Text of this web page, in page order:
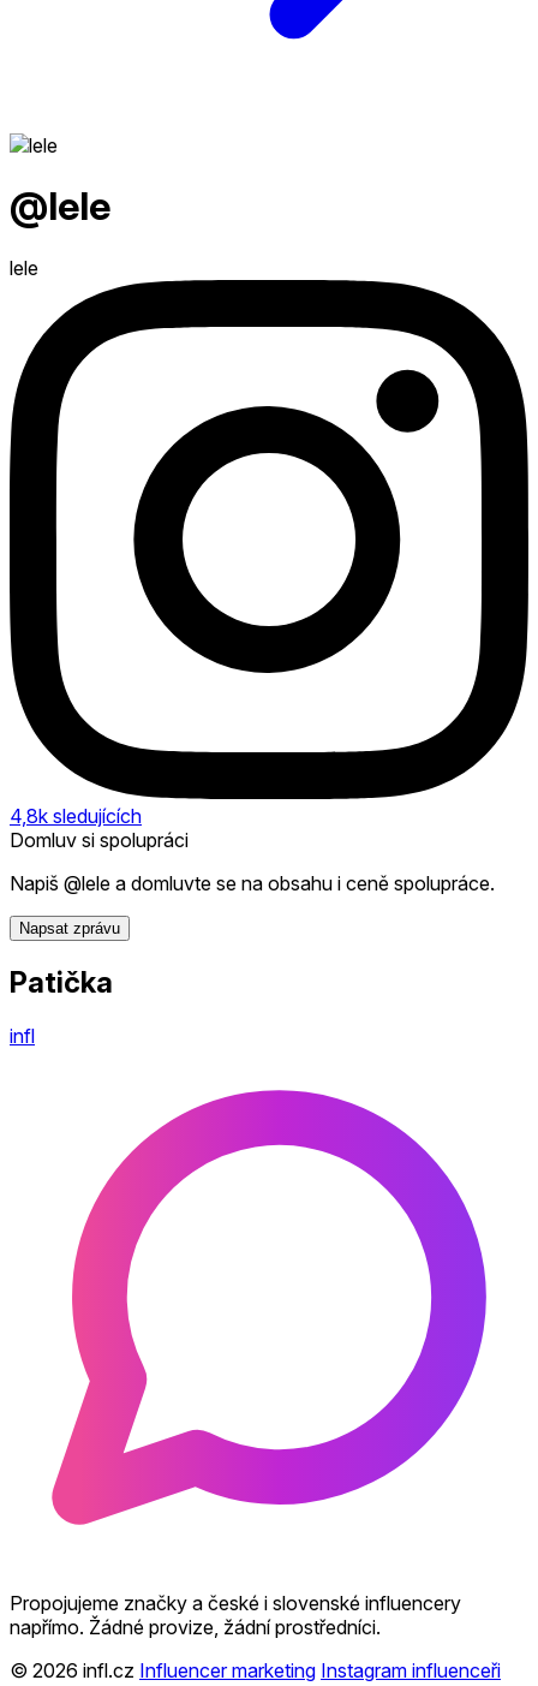
@lele
lele
4,8k sledujících
Domluv si spolupráci
Napiš @lele a domluvte se na obsahu i ceně spolupráce.
Napsat zprávu
Patička
infl
Propojujeme značky a české i slovenské influencery
napřímo. Žádné provize, žádní prostředníci.
© 2026 infl.cz Influencer marketing Instagram influenceři